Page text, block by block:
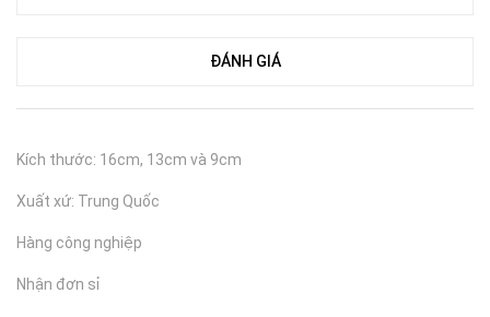
ĐÁNH GIÁ
Kích thước: 16cm, 13cm và 9cm
Xuất xứ: Trung Quốc
Hàng công nghiệp
Nhận đơn sỉ